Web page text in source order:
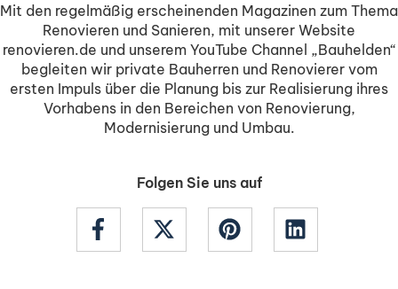
Mit den regelmäßig erscheinenden Magazinen zum Thema
Renovieren und Sanieren, mit unserer Website
renovieren.de und unserem YouTube Channel „Bauhelden“
begleiten wir private Bauherren und Renovierer vom
ersten Impuls über die Planung bis zur Realisierung ihres
Vorhabens in den Bereichen von Renovierung,
Modernisierung und Umbau.
Folgen Sie uns auf